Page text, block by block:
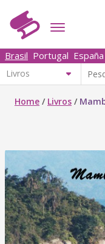
Brasil Portugal España
Home / Livros /